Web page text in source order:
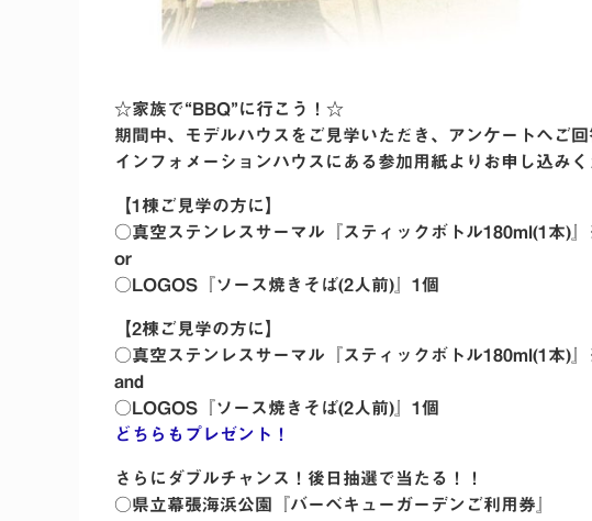
☆家族で“BBQ”に行こう！☆
期間中、モデルハウスをご見学いただき、アンケートへご
インフォメーションハウスにある参加用紙よりお申し込みく
【1棟ご見学の方に】
○真空ステンレスサーマル『スティックボトル180ml(1本)
or
○LOGOS『ソース焼きそば(2人前)』1個
【2棟ご見学の方に】
○真空ステンレスサーマル『スティックボトル180ml(1本)
and
○LOGOS『ソース焼きそば(2人前)』1個
どちらもプレゼント！
さらにダブルチャンス！後日抽選で当たる！！
○県立幕張海浜公園『バーベキューガーデンご利用券』